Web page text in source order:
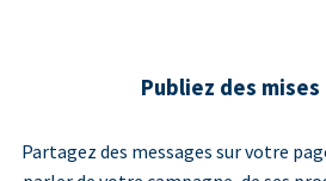
Publiez des mises
Partagez des messages sur votre